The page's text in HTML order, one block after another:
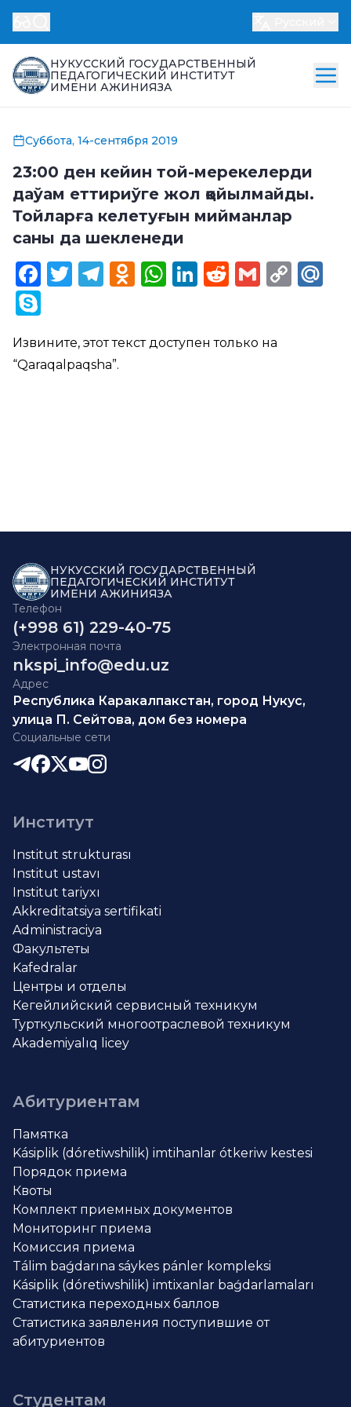
НУКУССКИЙ ГОСУДАРСТВЕННЫЙ
ПЕДАГОГИЧЕСКИЙ ИНСТИТУТ
ИМЕНИ АЖИНИЯЗА
Суббота, 14-сентября 2019
23:00 ден кейин той-мерекелерди
даўам еттириўге жол қойылмайды.
Тойларға келетуғын мийманлар
саны да шекленеди
Facebook
Twitter
Telegram
Odnoklassniki
WhatsApp
LinkedIn
Reddit
Gmail
Извините, этот текст доступен только на
“Qaraqalpaqsha”.
НУКУССКИЙ ГОСУДАРСТВЕННЫЙ
ПЕДАГОГИЧЕСКИЙ ИНСТИТУТ
ИМЕНИ АЖИНИЯЗА
Телефон
(+998 61) 229-40-75
Электронная почта
nkspi_info@edu.uz
Адрес
Республика Каракалпакстан, город Нукус,
улица П. Сейтова, дом без номера
Социальные сети
Институт
Institut strukturası
Institut ustavı
Institut tariyxı
Akkreditatsiya sertifikati
Administraciya
Факультеты
Kafedralar
Центры и отделы
Кегейлийский сервисный техникум
Турткульский многоотраслевой техникум
Akademiyalıq licey
Абитуриентам
Памятка
Kásiplik (dóretiwshilik) imtihanlar ótkeriw kestesi
Порядок приема
Квоты
Комплект приемных документов
Мониторинг приема
Комиссия приема
Tálim baǵdarına sáykes pánler kompleksi
Kásiplik (dóretiwshilik) imtixanlar baǵdarlamaları
Статистика переходных баллов
Статистика заявления поступившие от
абитуриентов
Студентам